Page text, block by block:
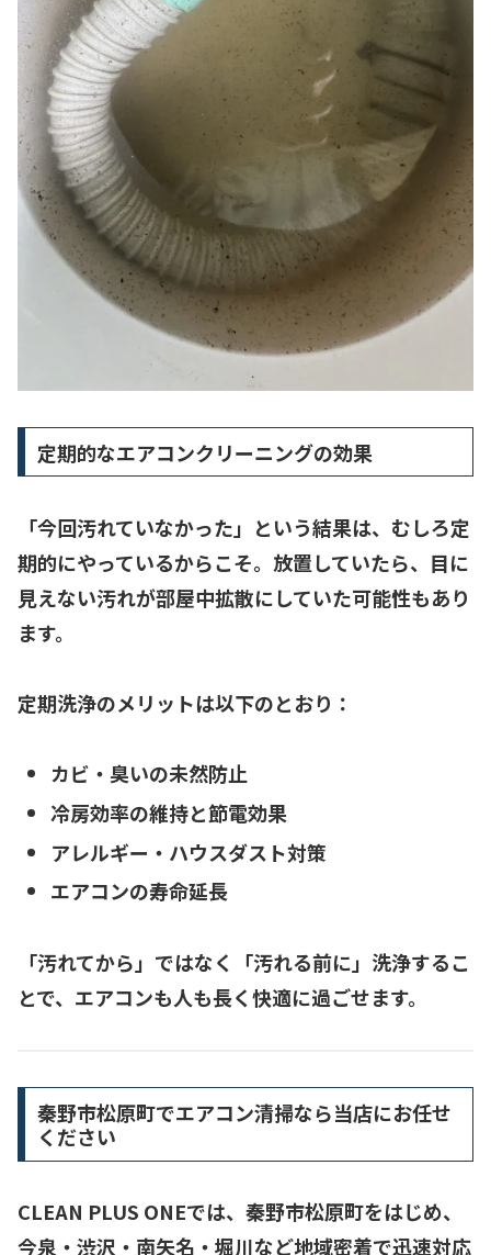
定期的なエアコンクリーニングの効果
「今回汚れていなかった」という結果は、むしろ定
期的にやっているからこそ。放置していたら、目に
見えない汚れが部屋中拡散にしていた可能性もあり
ます。
定期洗浄のメリットは以下のとおり：
カビ・臭いの未然防止
冷房効率の維持と節電効果
アレルギー・ハウスダスト対策
エアコンの寿命延長
「汚れてから」ではなく「汚れる前に」 洗浄するこ
とで、エアコンも人も長く快適に過ごせます。
秦野市松原町でエアコン清掃なら当店にお任せ
ください
CLEAN PLUS ONEでは、秦野市松原町をはじめ、
今泉・渋沢・南矢名・堀川など地域密着で迅速対応